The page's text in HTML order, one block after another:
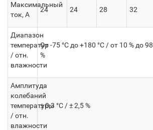
Максимальный
ток, А
24 24 28 32
Диапазон
температур
/ отн.
влажности
От -75 °C до +180 °C / от 10 % до 98
%
Амплитуда
колебаний
температуры
/ отн.
влажности
± 0,3 °C / ± 2,5 %